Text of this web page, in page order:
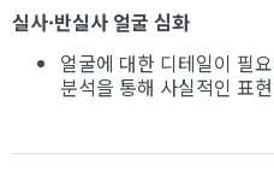
실사·반실사 얼굴 심화
얼굴에 대한 디테일이 필
분석을 통해 사실적인 표